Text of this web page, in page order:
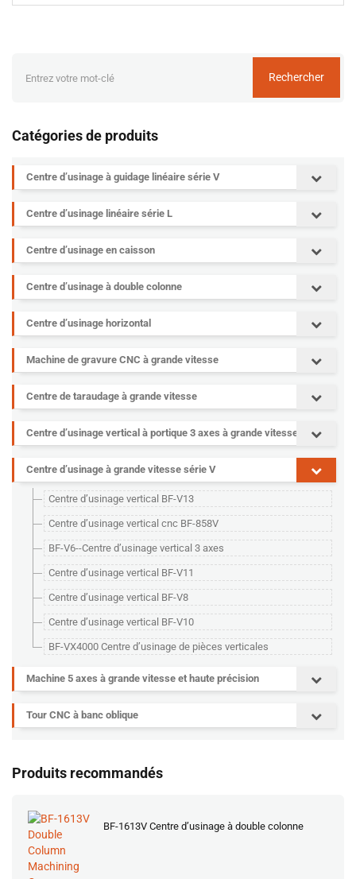
Rechercher
Catégories de produits
Centre d’usinage à guidage linéaire série V
Centre d’usinage linéaire série L
Centre d’usinage en caisson
Centre d’usinage à double colonne
Centre d’usinage horizontal
Machine de gravure CNC à grande vitesse
Centre de taraudage à grande vitesse
Centre d’usinage vertical à portique 3 axes à grande vitesse
Centre d’usinage à grande vitesse série V
Centre d’usinage vertical BF-V13
Centre d’usinage vertical cnc BF-858V
BF-V6--Centre d’usinage vertical 3 axes
Centre d’usinage vertical BF-V11
Centre d’usinage vertical BF-V8
Centre d’usinage vertical BF-V10
BF-VX4000 Centre d’usinage de pièces verticales
Machine 5 axes à grande vitesse et haute précision
Tour CNC à banc oblique
Produits recommandés
BF-1613V Centre d’usinage à double colonne